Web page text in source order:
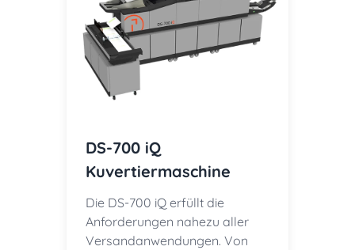
DS-700 iQ
Kuvertiermaschine
Die DS-700 iQ erfüllt die
Anforderungen nahezu aller
Versandanwendungen. Von